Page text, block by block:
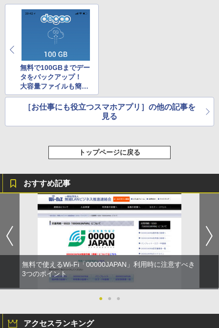
無料で100GBまでデー
タをバックアップ！
大容量ファイルも簡単
に共有できるクラウド
ストレージ「Degoo」
［お仕事にも役立つスマホアプリ］の他の記事を
見る
トップページに戻る
おすすめ記事
無料で使えるWi-Fi「00000JAPAN」利用時に注意すべき
3つのポイント
● ● ●
アクセスランキング